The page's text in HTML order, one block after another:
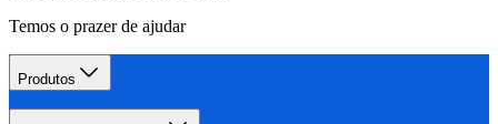
Temos o prazer de ajudar
Produtos